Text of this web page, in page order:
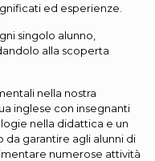
ed esperienze.
singolo alunno,
alla scoperta
nella nostra
inglese con insegnanti
nella didattica e un
da garantire agli alunni di
numerose attività